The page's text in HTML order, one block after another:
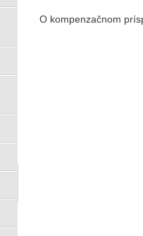
O kompenzačnom